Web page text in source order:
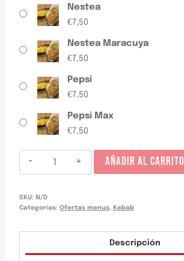
Nestea
€7,50
Nestea Maracuya
€7,50
Pepsi
€7,50
Pepsi Max
€7,50
Menú
pita
pollo
AÑADIR AL CARRITO
SKU: N/D
Categorías: Ofertas menus, Kebab
Descripción